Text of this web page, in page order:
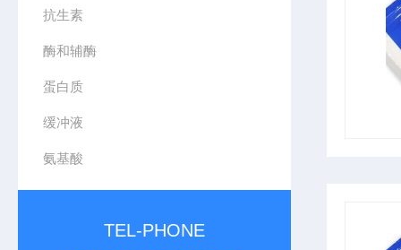
抗生素
酶和辅酶
蛋白质
缓冲液
氨基酸
TEL-PHONE